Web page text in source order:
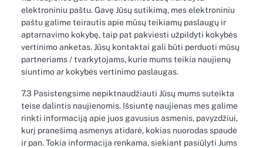
elektroniniu paštu. Gavę Jūsų sutikimą, mes elektroniniu
paštu galime teirautis apie mūsų teikiamų paslaugų ir
aptarnavimo kokybę, taip pat pakviesti užpildyti kokybės
vertinimo anketas. Jūsų kontaktai gali būti perduoti mūsų
partneriams / tvarkytojams, kurie mums teikia naujienų
siuntimo ar kokybės vertinimo paslaugas.
7.3 Pasistengsime nepiktnaudžiauti Jūsų mums suteikta
teise dalintis naujienomis. Išsiuntę naujienas mes galime
rinkti informaciją apie juos gavusius asmenis, pavyzdžiui,
kurį pranešimą asmenys atidarė, kokias nuorodas spaudė
ir pan. Tokia informacija renkama, siekiant pasiūlyti Jums